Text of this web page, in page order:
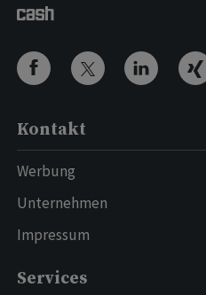
Kontakt
Werbung
Unternehmen
Impressum
Services